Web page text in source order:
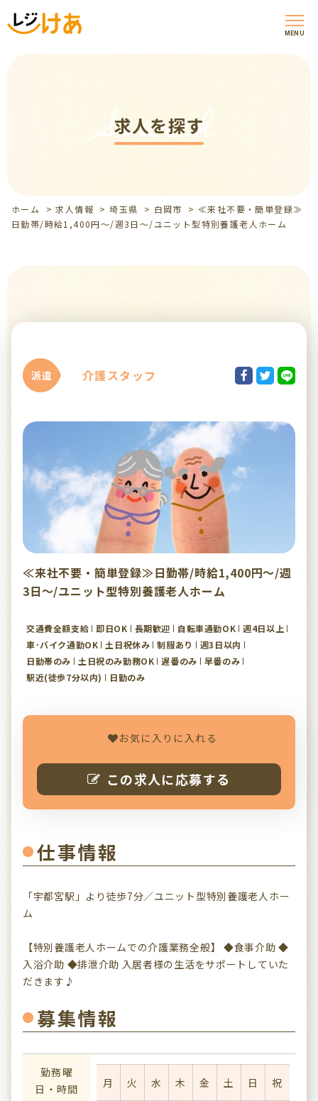
MENU
求人を探す
Search
ホーム >求人情報 >埼玉県 > 白岡市 > ≪来社不要・簡単登録≫
日勤帯/時給1,400円～/週3日～/ユニット型特別養護老人ホーム
派遣 介護スタッフ
≪来社不要・簡単登録≫日勤帯/時給1,400円～/週
3日～/ユニット型特別養護老人ホーム
交通費全額支給 即日OK 長期歓迎 自転車通勤OK
週4日以上
車･バイク通勤OK
土日祝休み 制服あり
週3日以内
日勤帯のみ
土日祝のみ勤務OK 遅番のみ
早番のみ
駅近(徒歩7分以内)
日勤のみ
お気に入りに入れる
この求人に応募する
仕事情報
「宇都宮駅」より徒歩7分／ユニット型特別養護老人ホー
ム
【特別養護老人ホームでの介護業務全般】 ◆食事介助 ◆
入浴介助 ◆排泄介助 入居者様の生活をサポートしていた
だきます♪
募集情報
勤務曜
日・時間
月 火 水 木 金 土 日 祝